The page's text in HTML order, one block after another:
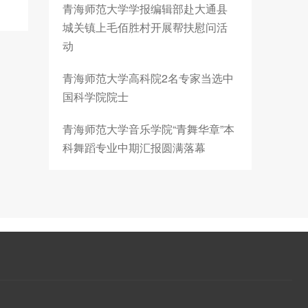
青海师范大学学报编辑部赴大通县
城关镇上毛佰胜村开展帮扶慰问活
动
青海师范大学高科院2名专家当选中
国科学院院士
青海师范大学音乐学院“青舞华章”本
科舞蹈专业中期汇报圆满落幕